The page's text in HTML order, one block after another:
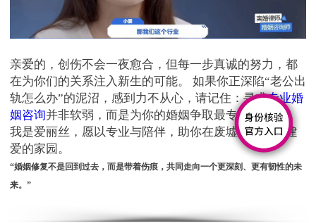
亲爱的，创伤不会一夜愈合，但每一步真诚的努力，都
在为你们的关系注入新生的可能。 如果你正深陷“老公出
轨怎么办”的泥沼，感到力不从心，请记住：寻求专业婚
姻咨询并非软弱，而是为你的婚姻争取最专业的护航。
我是爱丽丝，愿以专业与陪伴，助你在废墟之上，重建
爱的家园。
“婚姻修复不是回到过去，而是带着伤痕，共同走向一个更深刻、更有韧性的未
来。”